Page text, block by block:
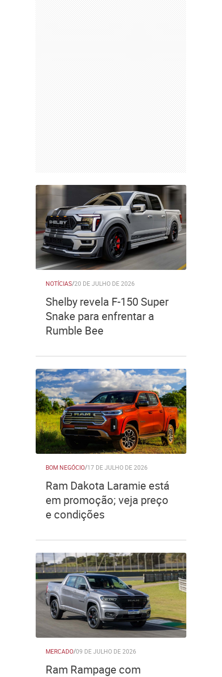
NOTÍCIAS/20 DE JULHO DE 2026
Shelby revela F-150 Super
Snake para enfrentar a
Rumble Bee
BOM NEGÓCIO/17 DE JULHO DE 2026
Ram Dakota Laramie está
em promoção; veja preço
e condições
MERCADO/09 DE JULHO DE 2026
Ram Rampage com